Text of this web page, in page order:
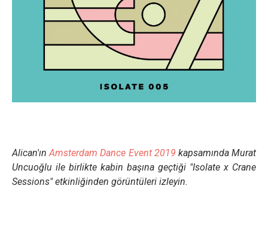
Alican'ınAmsterdam Dance Event 2019 kapsamında Murat
Uncuoğlu ile birlikte kabin başına geçtiği "Isolate x Crane
Sessions"etkinliğinden görüntüleri izleyin.